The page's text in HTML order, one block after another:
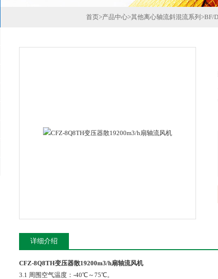
首页>产品中心>其他离心轴流斜混流系列 >BF/
详细介绍
CFZ-8Q8TH变压器散19200m3/h扇轴流风机
3.1 周围空气温度：-40℃～75℃。